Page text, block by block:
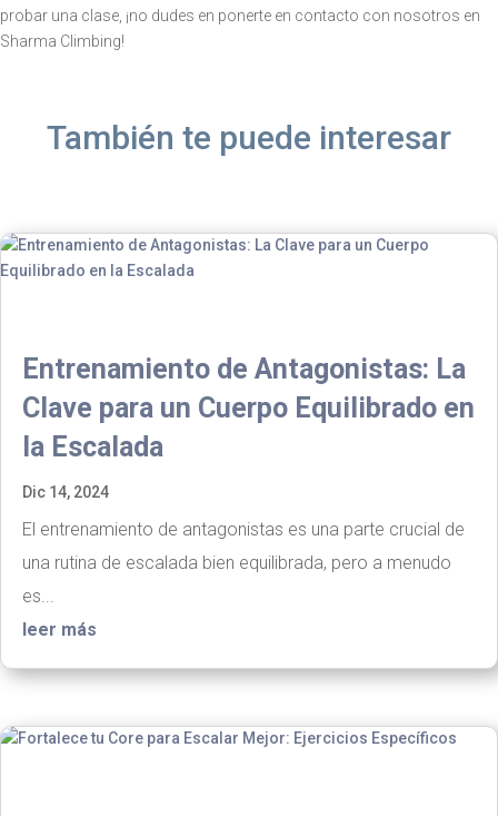
probar una clase, ¡no dudes en ponerte en contacto con nosotros en
Sharma Climbing!
También te puede interesar
Entrenamiento de Antagonistas: La
Clave para un Cuerpo Equilibrado en
la Escalada
Dic 14, 2024
El entrenamiento de antagonistas es una parte crucial de
una rutina de escalada bien equilibrada, pero a menudo
es...
leer más